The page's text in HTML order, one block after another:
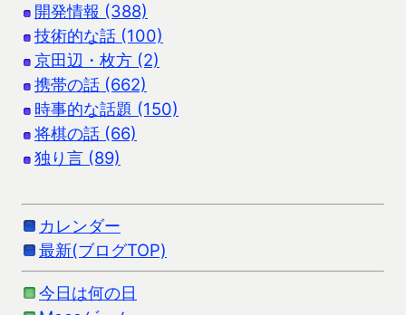
開発情報 (388)
技術的な話 (100)
京田辺・枚方 (2)
携帯の話 (662)
時事的な話題 (150)
将棋の話 (66)
独り言 (89)
カレンダー
最新(ブログTOP)
今日は何の日